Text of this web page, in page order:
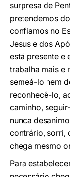
surpresa de
pretendemos
confiamos no
Jesus e dos
está presente e
trabalha mais e
semeá-lo nem
reconhecê-lo,
caminho,
nunca
contrário, sorri,
chega mesmo
Para